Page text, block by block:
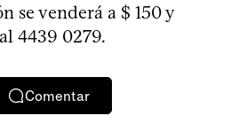
se venderá a $ 150 y
4439 0279.
Comentar